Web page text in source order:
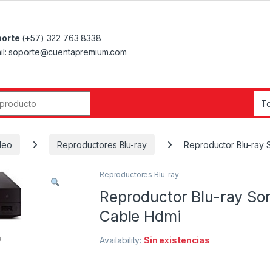
(+57) 322 763 8338
soporte@cuentapremium.com
Reproductores Blu-ray Reproductor Blu-ray
Reproductores Blu-ray
Reproductor Blu-ray
Cable Hdmi
Availability:Sin existencias